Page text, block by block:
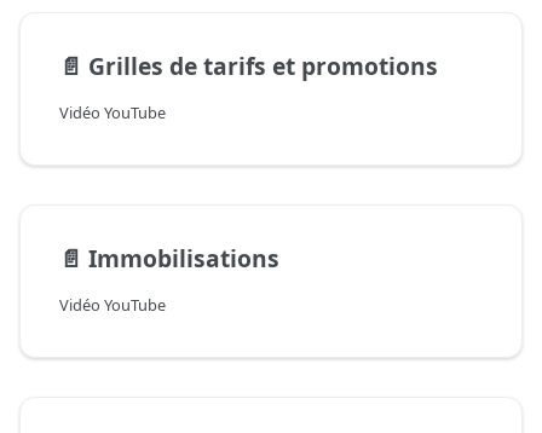
📄️ Grilles de tarifs et promotions
Vidéo YouTube
📄️ Immobilisations
Vidéo YouTube